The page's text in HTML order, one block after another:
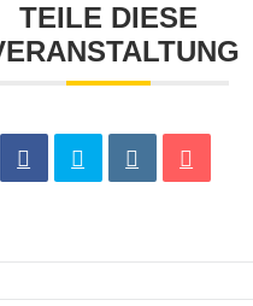
TEILE DIESE